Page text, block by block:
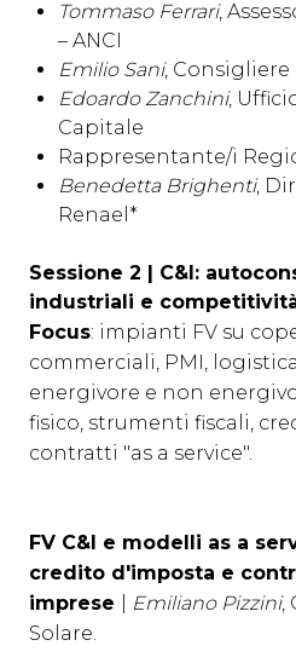
Tommaso Ferrari,
– ANCI
Emilio Sani, Consigliere
Edoardo Zanchini,
Capitale
Rappresentante/i
Benedetta Brighenti,
Renael*
Sessione 2 | C&I:
industriali e
Focus: impianti FV su
commerciali, PMI,
energivore e non
fisico, strumenti fiscali,
contratti "as a service".
FV C&I e modelli as a
credito d'imposta e
imprese
Emiliano Pizzini,
Solare.